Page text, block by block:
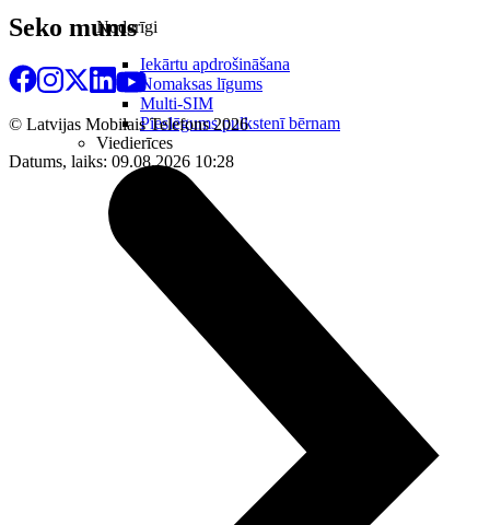
Noderīgi
Iekārtu apdrošināšana
Nomaksas līgums
Multi-SIM
Pieslēgums pulkstenī bērnam
Viedierīces
Seko mums
© Latvijas Mobilais Telefons2026
Datums, laiks: 09.08.2026 10:28